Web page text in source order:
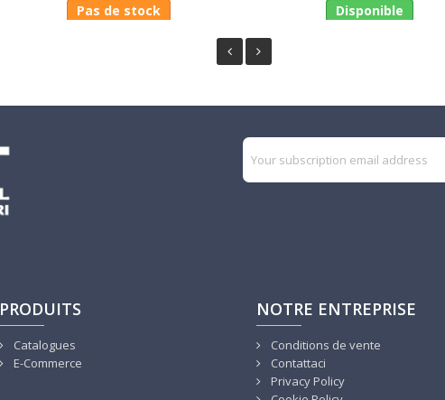
Pas de stock Disponible
PRODUITS
Catalogues
E-Commerce
NOTRE ENTREPRISE
Conditions de vente
Contattaci
Privacy Policy